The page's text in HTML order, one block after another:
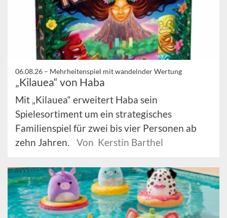
06.08.26 – Mehrheitenspiel mit wandelnder Wertung
„Kilauea“ von Haba
Mit „Kilauea“ erweitert Haba sein
Spielesortiment um ein strategisches
Familienspiel für zwei bis vier Personen ab
zehn Jahren.
Von Kerstin Barthel